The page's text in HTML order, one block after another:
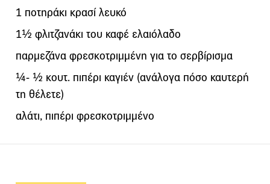
1 ποτηράκι κρασί λευκό
1½ φλιτζανάκι του καφέ ελαιόλαδο
παρμεζάνα φρεσκοτριμμένη για το σερβίρισμα
¼- ½ κουτ. πιπέρι καγιέν (ανάλογα πόσο καυτερή
τη θέλετε)
αλάτι, πιπέρι φρεσκοτριμμένο